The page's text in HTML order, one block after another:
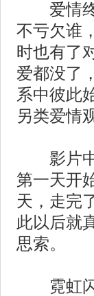
爱情终
不亏欠谁
时也有了
爱都没了
系中彼此
另类爱情
影片中
第一天开
天，走完
此以后就
思索。
霓虹闪